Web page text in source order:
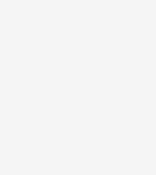
有一次成功的機會。
麥金像獎最佳兒童電影